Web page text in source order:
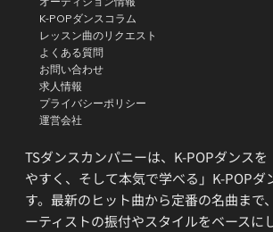
TSダンスカンパニーは、K-POPダンスを
やすく、そして本気で学べる」K-POPダ
す。最新のヒット曲から定番の名曲まで
ーティストの振付やスタイルをベースに
K-POPダンスコラム
レッスン曲のリクエスト
よくある質問
お問い合わせ
求人情報
プライバシーポリシー
運営会社